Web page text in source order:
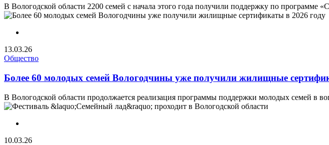
В Вологодской области 2200 семей с начала этого года получили поддержку по программе
13.03.26
Общество
Более 60 молодых семей Вологодчины уже получили жилищные
В Вологодской области продолжается реализация программы поддержки молодых семей в
10.03.26